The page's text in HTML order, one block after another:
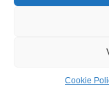
Cookie
Rimani
Privacy e
© 2026